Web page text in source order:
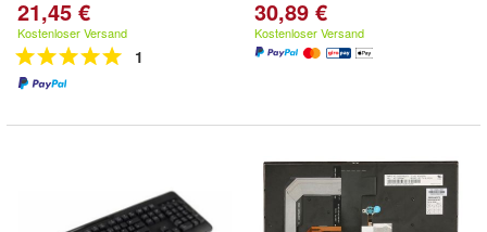
21,45 €
Kostenloser Versand
1
30,89 €
Kostenloser Versand